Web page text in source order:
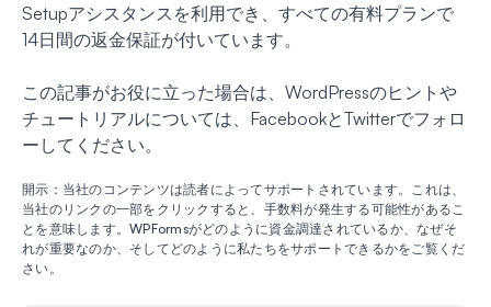
Setupアシスタンスを利用でき、すべての有料プランで
14日間の返金保証が付いています。
この記事がお役に立った場合は、WordPressのヒントや
チュートリアルについては、FacebookとTwitterでフォロ
ーしてください。
開示：当社のコンテンツは読者によってサポートされています。これは、
当社のリンクの一部をクリックすると、手数料が発生する可能性があるこ
とを意味します。WPFormsがどのように資金調達されているか、なぜそ
れが重要なのか、そしてどのように私たちをサポートできるかをご覧くだ
さい。